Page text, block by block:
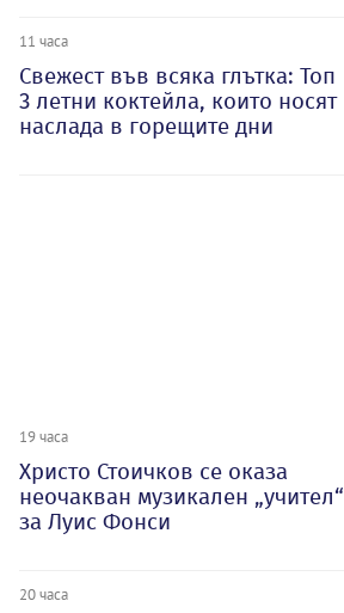
11 часа
Свежест във всяка глътка: Топ
3 летни коктейла, които носят
наслада в горещите дни
19 часа
Христо Стоичков се оказа
неочакван музикален „учител“
за Луис Фонси
20 часа